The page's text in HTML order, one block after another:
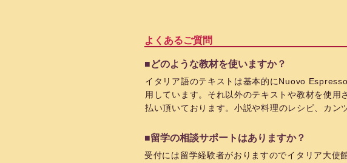
よくあるご質問
■どのような教材を使いますか？
イタリア語のテキストは基本的にNuovo
用しています。それ以外のテキストや教材を使
払い頂いております。 小説や料理のレシピ、カン
■留学の相談サポートはありますか？
受付には留学経験者がおりますのでイタリア大使